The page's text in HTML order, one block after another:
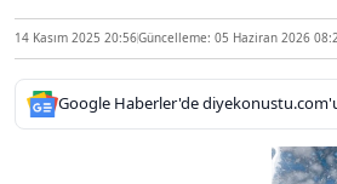
14 Kasım 2025 20:56Güncelleme: 05 Haziran 2026
Google Haberler'de